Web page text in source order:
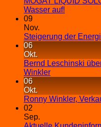
Wasser auf!
09
Nov.
Steigerung der
06
Okt.
Bernd Leschinski
Winkler
06
Okt.
Ronny Winkler,
02
Sep.